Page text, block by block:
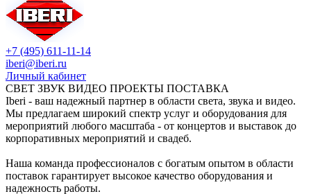
+7 (495) 611-11-14
iberi@iberi.ru
Личный кабинет
СВЕТ ЗВУК ВИДЕО ПРОЕКТЫ ПОСТАВКА
Iberi - ваш надежный партнер в области света, звука и видео.
Мы предлагаем широкий спектр услуг и оборудования для
мероприятий любого масштаба - от концертов и выставок до
корпоративных мероприятий и свадеб.
Наша команда профессионалов с богатым опытом в области
поставок гарантирует высокое качество оборудования и
надежность работы.